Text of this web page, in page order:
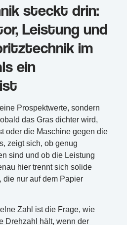
steckt drin:
Leistung und
im
ein
Prospektwerte, sondern
das Gras dichter wird,
oder die Maschine gegen die
zeigt sich, ob genug
sind und ob die Leistung
hier trennt sich solide
die nur auf dem Papier
Zahl ist die Frage, wie
Drehzahl hält, wenn der